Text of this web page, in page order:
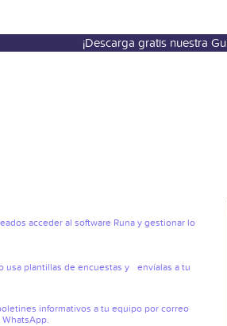
¡Descarga gratis nuestra
acceder al software Runa y gestionar lo
usa plantillas de encuestas y envíalas a tu
informativos a tu equipo por correo